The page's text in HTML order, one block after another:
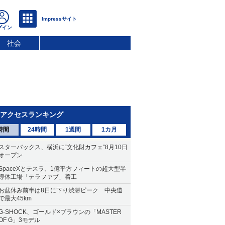
社会
アクセスランキング
間 24時間 1週間 1カ月
ターバックス、横浜に“文化財カフェ”8月10日
ープン
とテスラ、1億平方フィートの超大型半
体工場「テラファブ」着工
盆休み前半は8日に下り渋滞ピーク 中央道
最大45km
SHOCK、ゴールド×ブラウンの「MASTER
G」3モデル